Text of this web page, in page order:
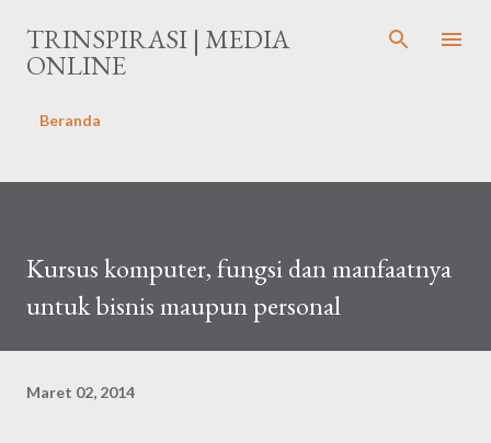
Langsung ke konten utama
TRINSPIRASI | MEDIA
ONLINE
Beranda
Kursus komputer, fungsi dan manfaatnya
untuk bisnis maupun personal
Maret 02, 2014